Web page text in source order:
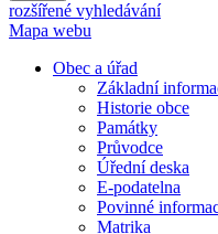
rozšířené vyhledávání
Mapa webu
Obec a úřad
Základní
Historie obce
Památky
Průvodce
Úřední deska
E-podatelna
Povinné
Matrika